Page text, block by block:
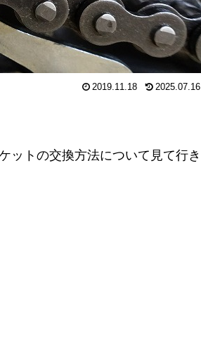
2019.11.18 2025.07.16
ットの交換方法について見て行き